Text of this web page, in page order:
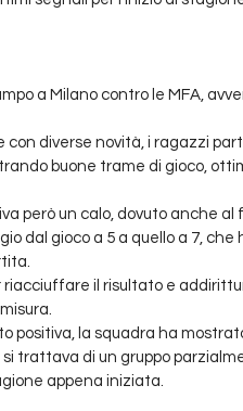
a Milano contro le MFA,
diverse novità, i ragazzi
buone trame di gioco,
però un calo, dovuto anche
dal gioco a 5 a quello a 7,
il risultato e
positiva, la squadra ha
si trattava di un gruppo
appena iniziata.